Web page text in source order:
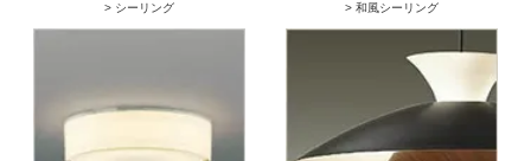
> シーリング > 和風シーリング